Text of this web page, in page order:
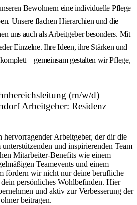
Bewohnern eine individuelle Pflege
Unsere flachen Hierarchien und die
uns auch als Arbeitgeber besonders. Mit
Einzelne. Ihre Ideen, ihre Stärken und
– gemeinsam gestalten wir Pflege,
(m/w/d)
Arbeitgeber: Residenz
hervorragender Arbeitgeber, der dir die
und inspirierenden Team
Mitarbeiter-Benefits wie einem
Teamevents und einem
fördern wir nicht nur deine berufliche
persönliches Wohlbefinden. Hier
und aktiv zur Verbesserung der
beitragen.